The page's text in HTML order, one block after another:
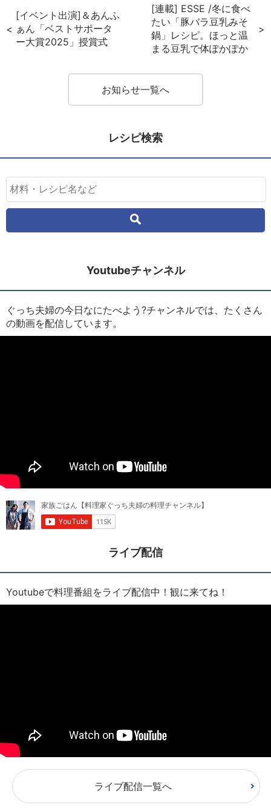
[イベント出演]＆あんふ
ぁん「ベストサポータ
ー大賞2025」授賞式
[連載] ESSE /冬に食べ
たい「豚バラ豆乳みそ
鍋」レシピ。ほっと温
まる豆乳で体ぽかぽか
お知らせ一覧へ
レシピ検索
Youtubeチャンネル
ぐっち夫婦の今日なにたべよう?チャンネルでは、たくさん
の動画を配信しています。
ライブ配信
Youtubeで料理番組をライブ配信中！観に来てね！
ライブ配信一覧へ